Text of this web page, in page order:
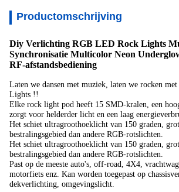
Productomschrijving
Diy Verlichting RGB LED Rock Lights
Synchronisatie Multicolor Neon
RF-afstandsbediening
Laten we dansen met muziek, laten we rocken
Lights !!
Elke rock light pod heeft 15 SMD-kralen, een
zorgt voor helderder licht en een laag
Het schiet ultragroothoeklicht van 150 graden,
bestralingsgebied dan andere RGB-rotslichten.
Het schiet ultragroothoeklicht van 150 graden,
bestralingsgebied dan andere RGB-rotslichten.
Past op de meeste auto's, off-road, 4X4,
motorfiets enz. Kan worden toegepast op
dekverlichting, omgevingslicht.